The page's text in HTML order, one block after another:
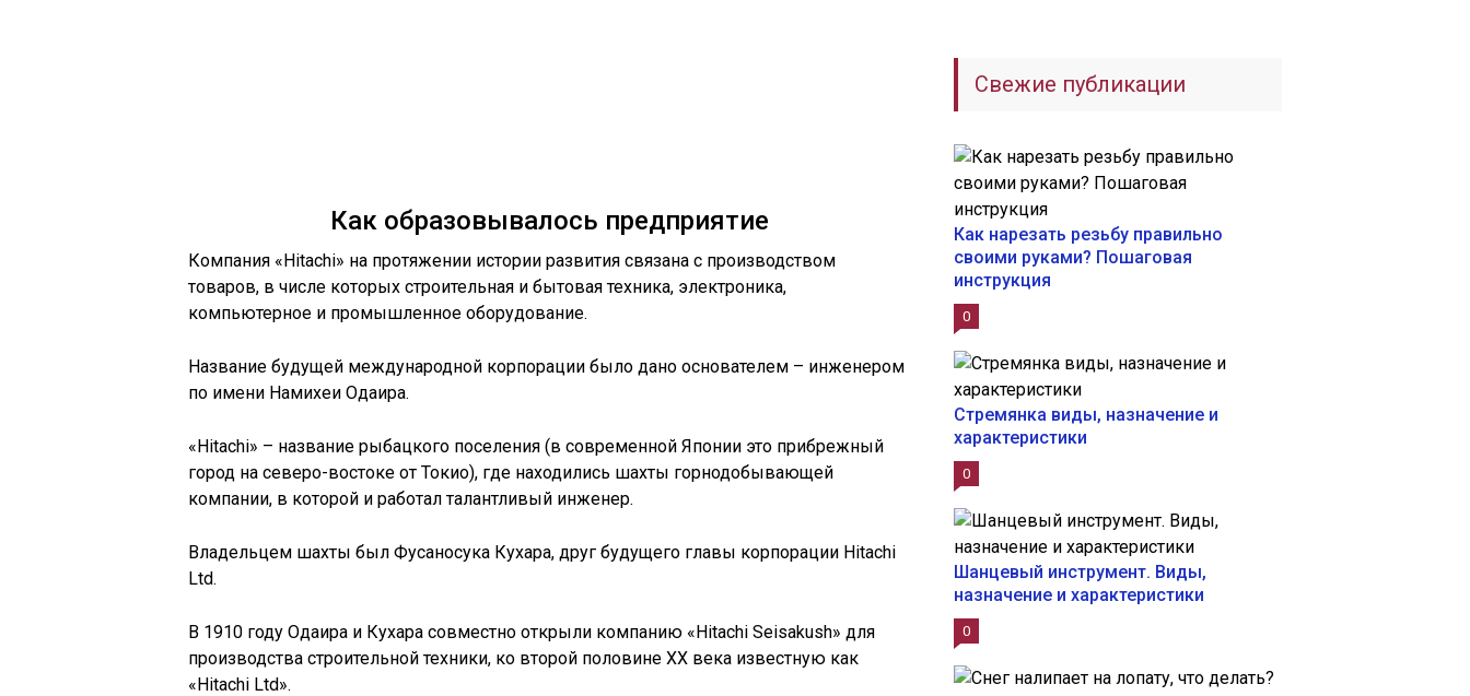
Как образовывалось предприятие
Компания «Hitachi» на протяжении истории развития связана с производством
товаров, в числе которых строительная и бытовая техника, электроника,
компьютерное и промышленное оборудование.
Название будущей международной корпорации было дано основателем – инженером
по имени Намихеи Одаира.
«Hitachi» – название рыбацкого поселения (в современной Японии это прибрежный
город на северо-востоке от Токио), где находились шахты горнодобывающей
компании, в которой и работал талантливый инженер.
Владельцем шахты был Фусаносука Кухара, друг будущего главы корпорации Hitachi
Ltd.
В 1910 году Одаира и Кухара совместно открыли компанию «Hitachi Seisakush» для
производства строительной техники, ко второй половине XX века известную как
«Hitachi Ltd».
Свежие публикации
Как нарезать резьбу правильно
своими руками? Пошаговая
инструкция
0
Стремянка виды, назначение и
характеристики
0
Шанцевый инструмент. Виды,
назначение и характеристики
0